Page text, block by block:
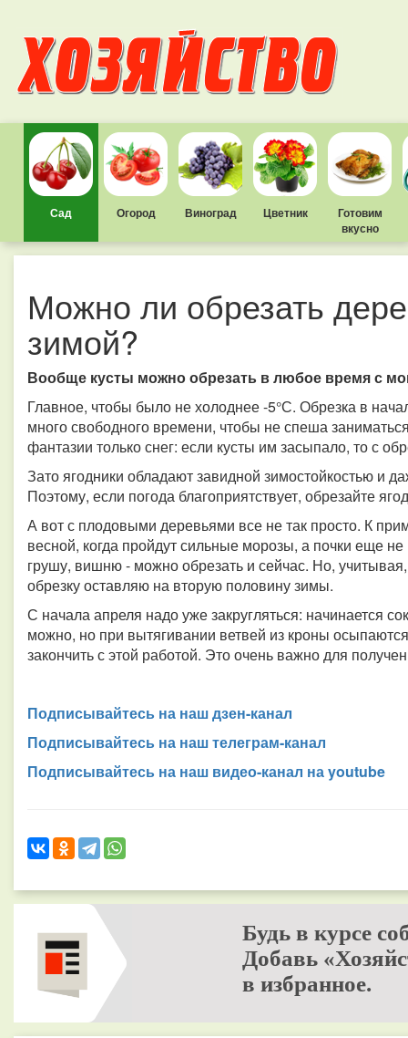
Сад Огород Виноград Цветник
Готовим
вкусно
Можно ли обрезать
зимой?
Вообще кусты можно обрезать в любое время с
Главное, чтобы было не холоднее -5°С. Обрезка в
много свободного времени, чтобы не спеша
фантазии только снег: если кусты им засыпало, то с
Зато ягодники обладают завидной зимостойкостью и
Поэтому, если погода благоприятствует, обрезайте
А вот с плодовыми деревьями все не так просто. К
весной, когда пройдут сильные морозы, а почки еще
грушу, вишню - можно обрезать и сейчас. Но,
обрезку оставляю на вторую половину зимы.
С начала апреля надо уже закругляться: начинается
можно, но при вытягивании ветвей из кроны
закончить с этой работой. Это очень важно для
Подписывайтесь на наш дзен-канал
Подписывайтесь на наш телеграм-канал
Подписывайтесь на наш видео-канал на youtube
Будь в курсе
Добавь
в избранное.